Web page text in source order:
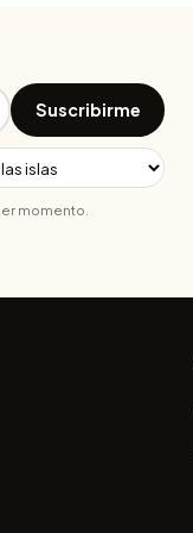
Suscribirme
momento.